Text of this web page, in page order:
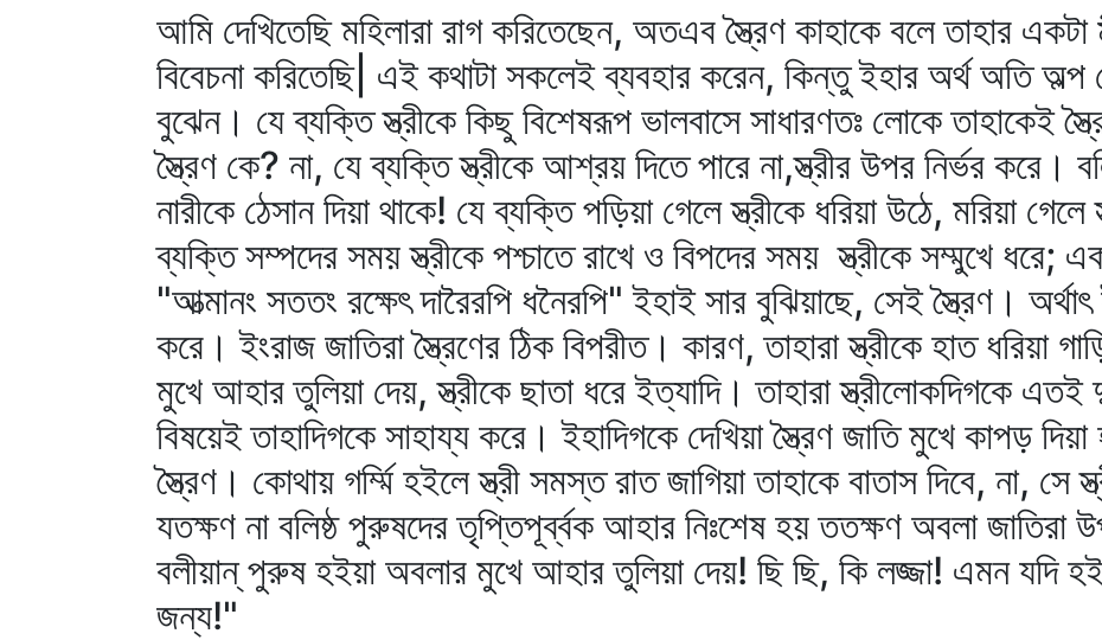
আমি দেখিতেছি মহিলারা রাগ করিতেছেন, অতএব স্ত্রৈণ কাহাকে বলে তাহার
বিবেচনা করিতেছি| এই কথাটা সকলেই ব্যবহার করেন, কিন্তু ইহার অর্থ অতি অল্প
বুঝেন। যে ব্যক্তি স্ত্রীকে কিছু বিশেষরূপ ভালবাসে সাধারণতঃ লোকে তাহাকেই
স্ত্রৈণ কে? না, যে ব্যক্তি স্ত্রীকে আশ্রয় দিতে পারে না,স্ত্রীর উপর নির্ভর করে।
নারীকে ঠেসান দিয়া থাকে! যে ব্যক্তি পড়িয়া গেলে স্ত্রীকে ধরিয়া উঠে, মরিয়া
ব্যক্তি সম্পদের সময় স্ত্রীকে পশ্চাতে রাখে ও বিপদের সময় স্ত্রীকে সম্মুখে ধরে;
"আত্মানং সততং রক্ষেৎ দারৈরপি ধনৈরপি" ইহাই সার বুঝিয়াছে, সেই স্ত্রৈণ। অর্থাৎ
করে। ইংরাজ জাতিরা স্ত্রৈণের ঠিক বিপরীত। কারণ, তাহারা স্ত্রীকে হাত ধরিয়া
মুখে আহার তুলিয়া দেয়, স্ত্রীকে ছাতা ধরে ইত্যাদি। তাহারা স্ত্রীলোকদিগকে
বিষয়েই তাহাদিগকে সাহায্য করে। ইহাদিগকে দেখিয়া স্ত্রৈণ জাতি মুখে কাপড়
স্ত্রৈণ। কোথায় গর্ম্মি হইলে স্ত্রী সমস্ত রাত জাগিয়া তাহাকে বাতাস দিবে, না, সে
যতক্ষণ না বলিষ্ঠ পুরুষদের তৃপ্তিপূর্ব্বক আহার নিঃশেষ হয় ততক্ষণ অবলা জাতিরা
বলীয়ান্‌ পুরুষ হইয়া অবলার মুখে আহার তুলিয়া দেয়! ছি ছি, কি লজ্জা! এমন যদি
জন্য!"